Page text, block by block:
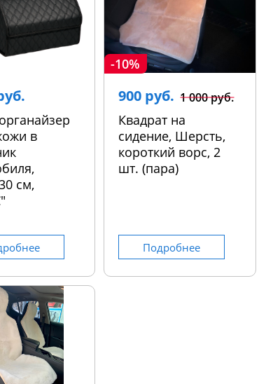
в
см,
-10%
900 руб. 1 000 руб.
Квадрат на
сидение, Шерсть,
короткий ворс, 2
шт. (пара)
Подробнее